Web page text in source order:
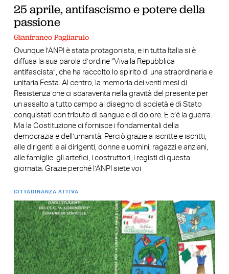
25 aprile, antifascismo e potere della
passione
Gianfranco Pagliarulo
Ovunque l’ANPI è stata protagonista, e in tutta Italia si è
diffusa la sua parola d’ordine “Viva la Repubblica
antifascista”, che ha raccolto lo spirito di una straordinaria e
unitaria Festa. Al centro, la memoria dei venti mesi di
Resistenza che ci scaraventa nella gravità del presente per
un assalto a tutto campo al disegno di società e di Stato
conquistati con tributo di sangue e di dolore. E c’è la guerra.
Ma la Costituzione ci fornisce i fondamentali della
democrazia e dell’umanità. Perciò grazie a iscritte e iscritti,
alle dirigenti e ai dirigenti, donne e uomini, ragazzi e anziani,
alle famiglie: gli artefici, i costruttori, i registi di questa
giornata. Grazie perché l’ANPI siete voi
CITTADINANZA ATTIVA